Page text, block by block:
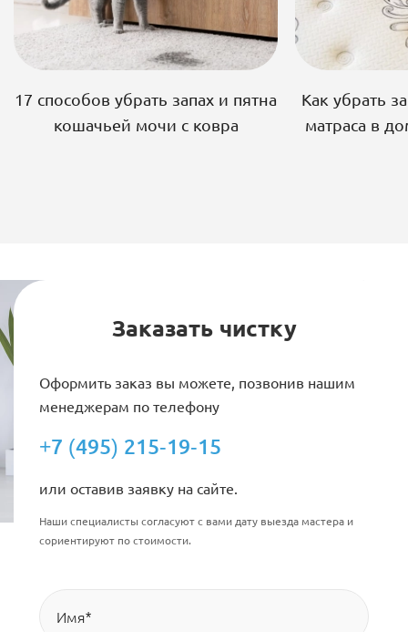
17 способов убрать запах и пятна
кошачьей мочи с ковра
Как убрать
матраса в
Заказать чистку
Оформить заказ вы можете, позвонив нашим
менеджерам по телефону
+7 (495) 215-19-15
или оставив заявку на сайте.
Наши специалисты согласуют с вами дату выезда мастера и
сориентируют по стоимости.